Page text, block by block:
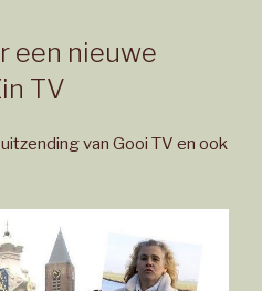
een nieuwe
TV
van Gooi TV en ook